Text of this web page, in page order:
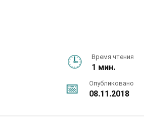
Время чтения
1 мин.
Опубликовано
08.11.2018